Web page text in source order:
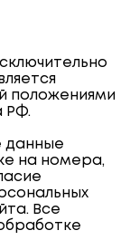
положениями
РФ.
данные
на номера,
Все